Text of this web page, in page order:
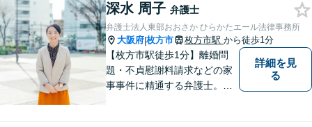
深水 周子 弁護士
弁護士法人東部おおさか ひらかたエール法律事務所
大阪府|枚方市 枚方市駅 から徒歩1分
【枚方市駅徒歩1分】離婚問
題・不貞慰謝料請求などの家
事事件に精通する弁護士。依
詳細を見
る